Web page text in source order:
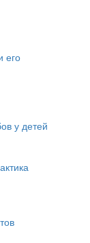
его
у детей